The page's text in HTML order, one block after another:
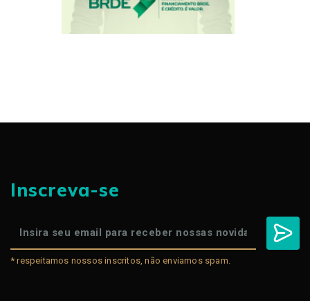
Inscreva-se
* respeitamos nossos inscritos, não enviamos spam.